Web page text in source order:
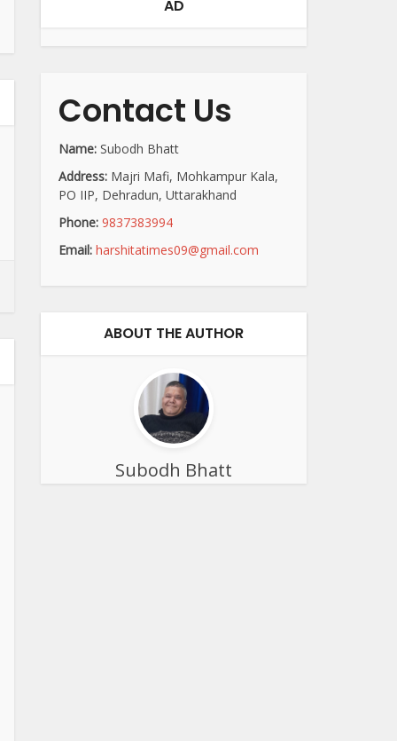
AD
Contact Us
Name: Subodh Bhatt
Address: Majri Mafi, Mohkampur Kala,
PO IIP, Dehradun, Uttarakhand
Phone: 9837383994
Email: harshitatimes09@gmail.com
ABOUT THE AUTHOR
Subodh Bhatt